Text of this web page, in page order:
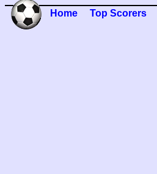
Home Top Scorers